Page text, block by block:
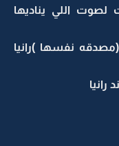
لصوت اللي يناديها
نفسها )رانيا